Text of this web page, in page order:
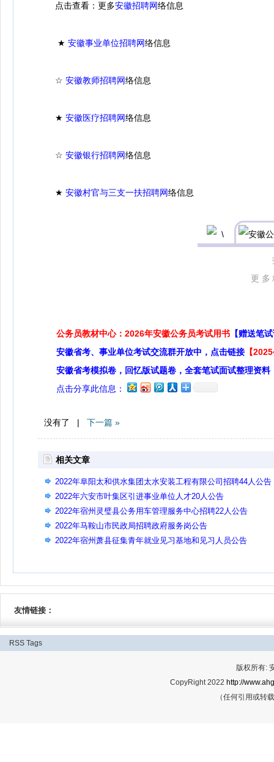
点击查看：更多安徽招聘网 络信息
★ 安徽事业单位招聘网 络信息
☆ 安徽教师招聘网 络信息
★ 安徽医疗招聘网 络信息
☆ 安徽银行招聘网 络信息
★ 安徽村官与三支一扶招聘网 络信息
更
公务员教材中心：2026年安徽公务员考试用书 【赠送笔
安徽省考、事业单位考试交流群开放中，点击链接 【
安徽省考模拟卷，回忆版试题卷，全套笔试面试整理资料
点击分享此信息：
没有了 | 下一篇 »
相关文章
2022年阜阳太和供水集团太水安装工程有限公司招聘44人公告
2022年六安市叶集区引进事业单位人才20人公告
2022年宿州灵璧县公务用车管理服务中心招聘22人公告
2022年马鞍山市民政局招聘政府服务岗公告
2022年宿州萧县征集青年就业见习基地和见习人员公告
友情链接：
RSS Tags
版权所有:
CopyRight 2022 http://
（任何引用或转